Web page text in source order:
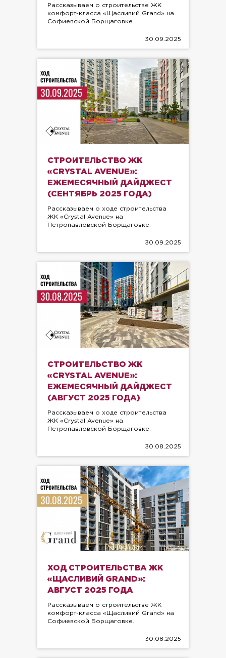
Рассказываем о строительстве ЖК
комфорт-класса «Щасливий Grand» на
Софиевской Борщаговке.
30.09.2025
СТРОИТЕЛЬСТВО ЖК
«CRYSTAL AVENUE»:
ЕЖЕМЕСЯЧНЫЙ ДАЙДЖЕСТ
(СЕНТЯБРЬ 2025 ГОДА)
Рассказываем о ходе строительства
ЖК «Crystal Avenue» на
Петропавловской Борщаговке.
30.09.2025
СТРОИТЕЛЬСТВО ЖК
«CRYSTAL AVENUE»:
ЕЖЕМЕСЯЧНЫЙ ДАЙДЖЕСТ
(АВГУСТ 2025 ГОДА)
Рассказываем о ходе строительства
ЖК «Crystal Avenue» на
Петропавловской Борщаговке.
30.08.2025
ХОД СТРОИТЕЛЬСТВА ЖК
«ЩАСЛИВИЙ GRAND»:
АВГУСТ 2025 ГОДА
Рассказываем о строительстве ЖК
комфорт-класса «Щасливий Grand» на
Софиевской Борщаговке.
30.08.2025